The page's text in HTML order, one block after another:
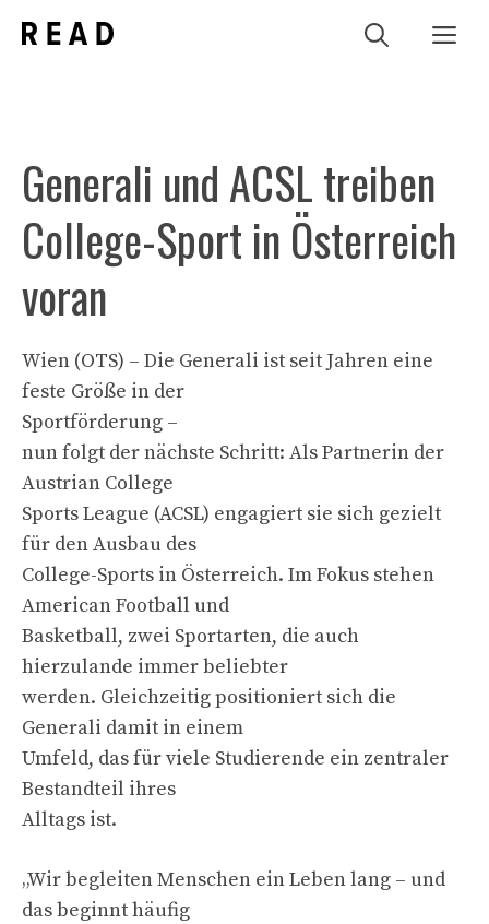
Inhalt
Generali und ACSL treiben
College-Sport in Österreich
voran
Wien (OTS) – Die Generali ist seit Jahren eine
feste Größe in der
Sportförderung –
nun folgt der nächste Schritt: Als Partnerin der
Austrian College
Sports League (ACSL) engagiert sie sich gezielt
für den Ausbau des
College-Sports in Österreich. Im Fokus stehen
American Football und
Basketball, zwei Sportarten, die auch
hierzulande immer beliebter
werden. Gleichzeitig positioniert sich die
Generali damit in einem
Umfeld, das für viele Studierende ein zentraler
Bestandteil ihres
Alltags ist.
„Wir begleiten Menschen ein Leben lang – und
das beginnt häufig